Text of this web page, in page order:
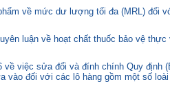
về mức dư lượng tối đa (MRL) đối
luận về hoạt chất thuốc bảo vệ
việc sửa đổi và đính chính Quy định
đối với các lô hàng gồm một số